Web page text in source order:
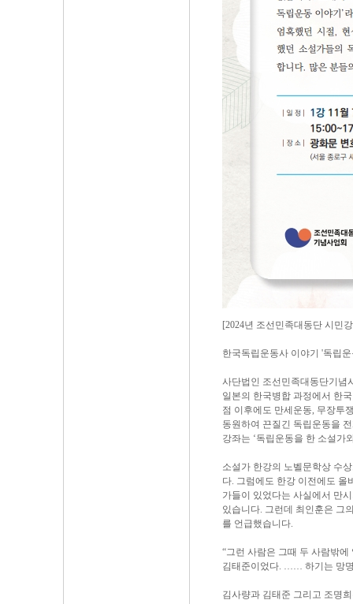
[2024년 조선민족대동단 시민
한국독립운동사 이야기 '독립
사단법인 조선민족대동단기념
일본의 한국병합 과정에서 한
점 이후에도 만세운동, 무장투
동원하여 끈질긴 독립운동을
강좌는 ‘독립운동을 한 소설가
소설가 한강의 노벨문학상 수
다. 그럼에도 한강 이전에도 올
가들이 있었다는 사실에서 만
있습니다. 그런데 최인훈은 그
를 언급했습니다.
“그런 사람은 그때 두 사람밖
김태준이었다. …… 하기는 망명
김사량과 김태준 그리고 조명